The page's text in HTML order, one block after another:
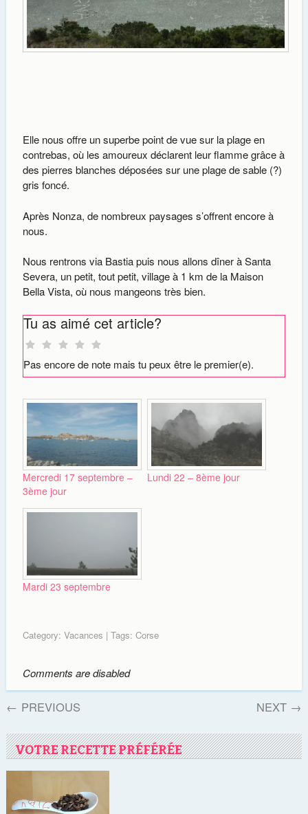
Elle nous offre un superbe point de vue sur la plage en
contrebas, où les amoureux déclarent leur flamme grâce à
des pierres blanches déposées sur une plage de sable (?)
gris foncé.
Après Nonza, de nombreux paysages s’offrent encore à
nous.
Nous rentrons via Bastia puis nous allons dîner à Santa
Severa, un petit, tout petit, village à 1 km de la Maison
Bella Vista, où nous mangeons très bien.
Tu as aimé cet article?
Pas encore de note mais tu peux être le premier(e).
Mercredi 17 septembre –
3ème jour
Lundi 22 – 8ème jour
Mardi 23 septembre
Category: Vacances | Tags: Corse
Comments are disabled
← PREVIOUS NEXT →
VOTRE RECETTE PRÉFÉRÉE